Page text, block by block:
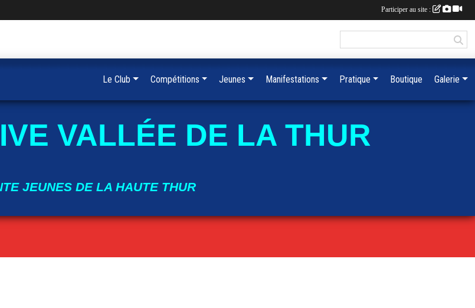
VALLÉE DE LA THUR
JEUNES DE LA HAUTE THUR
Le Club Compétitions Jeunes Manifestations Pratique Boutique Galerie
Participer au site :